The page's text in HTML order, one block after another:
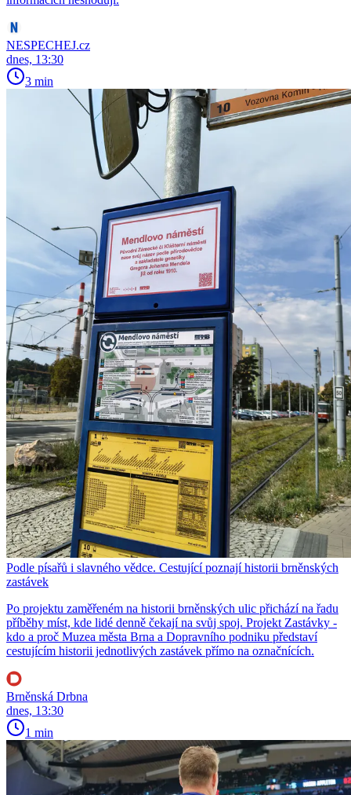
NESPECHEJ.cz
dnes, 13:30
3 min
Podle písařů i slavného vědce. Cestující poznají historii brněnských
zastávek
Po projektu zaměřeném na historii brněnských ulic přichází na řadu
příběhy míst, kde lidé denně čekají na svůj spoj. Projekt Zastávky -
kdo a proč Muzea města Brna a Dopravního podniku představí
cestujícím historii jednotlivých zastávek přímo na označnících.
Brněnská Drbna
dnes, 13:30
1 min